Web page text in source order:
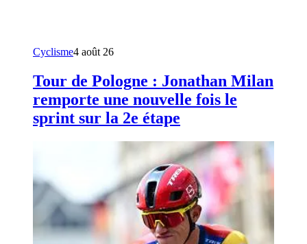
Cyclisme4 août 26
Tour de Pologne : Jonathan Milan
remporte une nouvelle fois le
sprint sur la 2e étape